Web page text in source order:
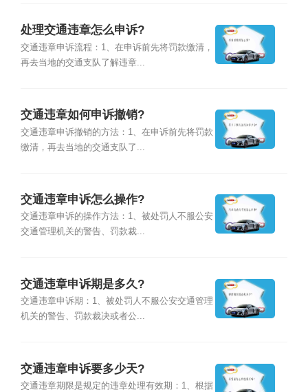
处理交通违章怎么申诉?
交通违章申诉流程：1、在申诉前先将罚款缴清，
再去当地的交通支队了解违章...
交通违章如何申诉撤销?
交通违章申诉撤销的方法：1、在申诉前先将罚款
缴清，再去当地的交通支队了...
交通违章申诉怎么操作?
交通违章申诉的操作方法：1、被处罚人不服公安
交通管理机关的警告、罚款裁...
交通违章申诉期是多久?
交通违章申诉期：1、被处罚人不服公安交通管理
机关的警告、罚款裁决或者公...
交通违章申诉要多少天?
交通违章期限是规定的违章处理有效期：1、根据